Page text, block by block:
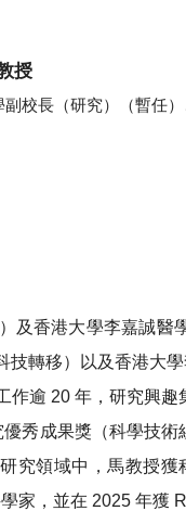
授
副校長（研究）（暫任
及香港大學李嘉誠
轉移）以及香港大
逾 20 年，研究興
秀成果獎（科學技
究領域中，馬教授
家，並在 2025 年獲